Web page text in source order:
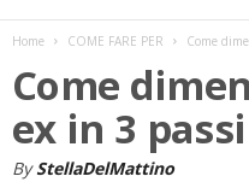
Home COME FARE PER Come
Come
ex in 3 passi
By StellaDelMattino